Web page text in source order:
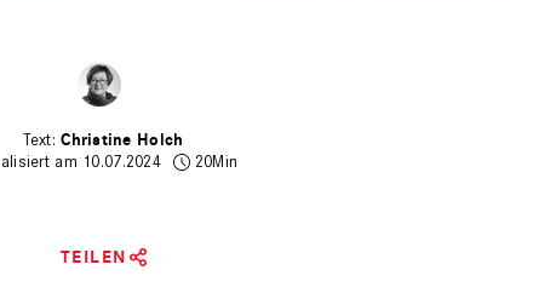
Christine Holch
am 10.07.2024
20Min
TEILEN